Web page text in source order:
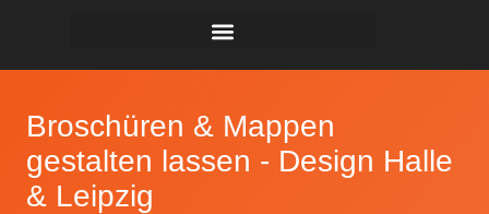
Broschüren & Mappen
gestalten lassen - Design Halle
& Leipzig